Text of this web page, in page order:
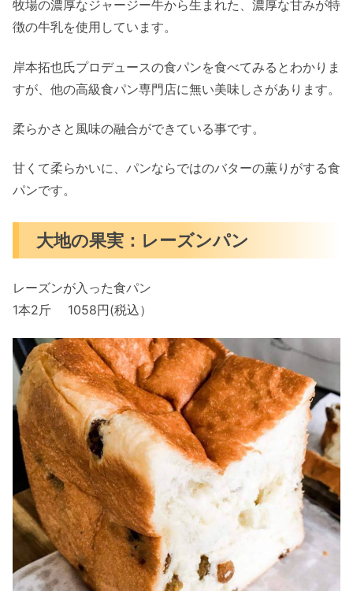
牧場の濃厚なジャージー牛から生まれた、濃厚な甘みが特
徴の牛乳を使用しています。
岸本拓也氏プロデュースの食パンを食べてみるとわかりま
すが、他の高級食パン専門店に無い美味しさがあります。
柔らかさと風味の融合ができている事です。
甘くて柔らかいに、パンならではのバターの薫りがする食
パンです。
大地の果実：レーズンパン
レーズンが入った食パン
1本2斤 1058円(税込）